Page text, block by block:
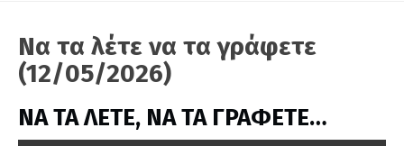
Να τα λέτε να τα γράφετε
(12/05/2026)
ΝΑ ΤΑ ΛΕΤΕ, ΝΑ ΤΑ ΓΡΑΦΕΤΕ…